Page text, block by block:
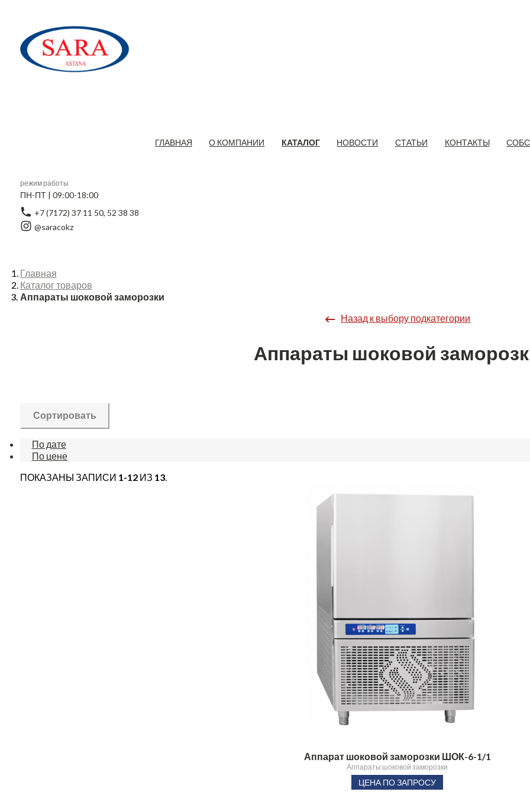
ГЛАВНАЯ О КОМПАНИИ КАТАЛОГ НОВОСТИ СТАТЬИ КОНТАКТЫ
режим работы
ПН-ПТ | 09:00-18:00
+7 (7172) 37 11 50, 52 38 38
@saracokz
Главная
Каталог товаров
Аппараты шоковой заморозки
Назад к выбору подкатегории
Аппараты шоковой
Сортировать
По дате
По цене
ПОКАЗАНЫ ЗАПИСИ 1-12ИЗ 13.
Аппарат шоковой заморозки ШОК-6-1/1
Аппараты шоковой заморозки
ЦЕНА ПО ЗАПРОСУ